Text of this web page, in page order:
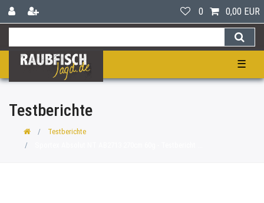
0 0,00 EUR
☰
Testberichte
Testberichte